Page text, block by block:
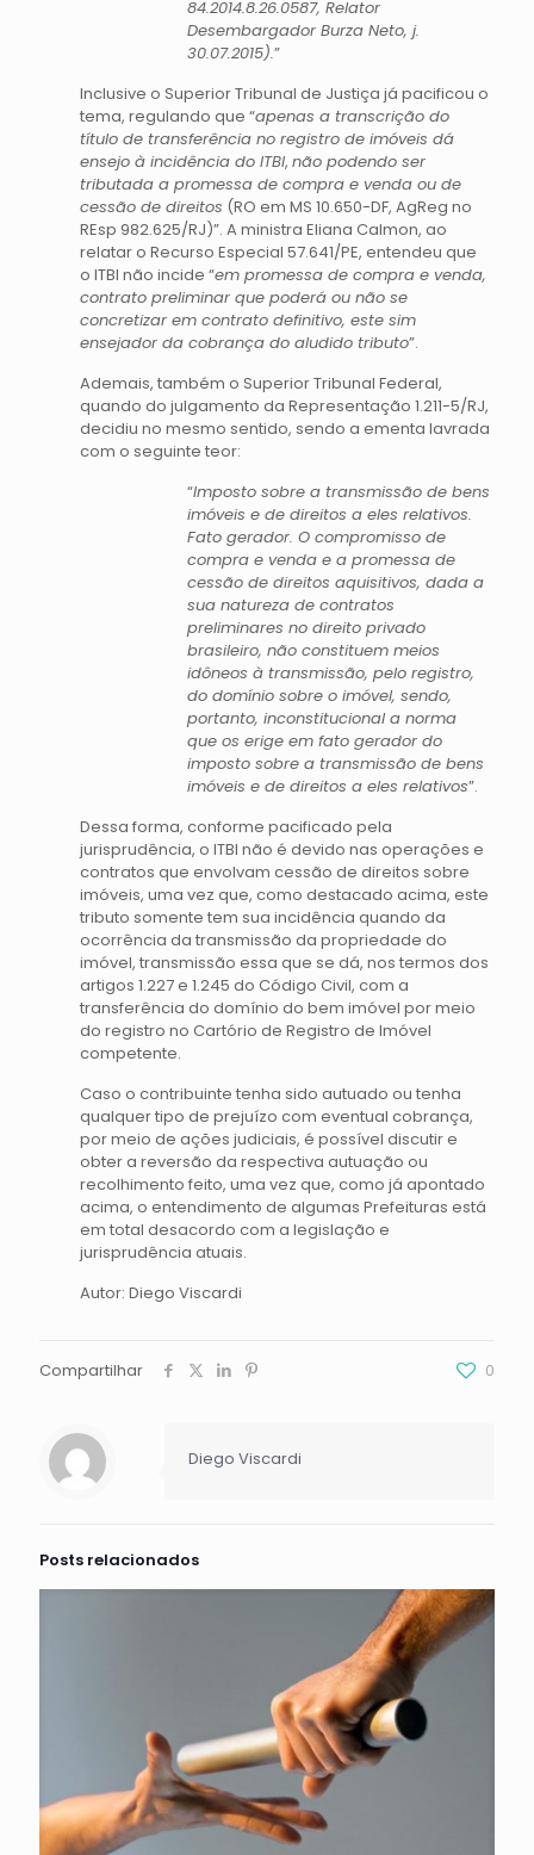
84.2014.8.26.0587, Relator
Desembargador Burza Neto, j.
30.07.2015).”
Inclusive o Superior Tribunal de Justiça já pacificou o
tema, regulando que “apenas a transcrição do
título de transferência no registro de imóveis dá
ensejo à incidência do ITBI, não podendo ser
tributada a promessa de compra e venda ou de
cessão de direitos (RO em MS 10.650-DF, AgReg no
REsp 982.625/RJ)”. A ministra Eliana Calmon, ao
relatar o Recurso Especial 57.641/PE, entendeu que
o ITBI não incide “em promessa de compra e venda,
contrato preliminar que poderá ou não se
concretizar em contrato definitivo, este sim
ensejador da cobrança do aludido tributo”.
Ademais, também o Superior Tribunal Federal,
quando do julgamento da Representação 1.211-5/RJ,
decidiu no mesmo sentido, sendo a ementa lavrada
com o seguinte teor:
“Imposto sobre a transmissão de bens
imóveis e de direitos a eles relativos.
Fato gerador. O compromisso de
compra e venda e a promessa de
cessão de direitos aquisitivos, dada a
sua natureza de contratos
preliminares no direito privado
brasileiro, não constituem meios
idôneos à transmissão, pelo registro,
do domínio sobre o imóvel, sendo,
portanto, inconstitucional a norma
que os erige em fato gerador do
imposto sobre a transmissão de bens
imóveis e de direitos a eles relativos”.
Dessa forma, conforme pacificado pela
jurisprudência, o ITBI não é devido nas operações e
contratos que envolvam cessão de direitos sobre
imóveis, uma vez que, como destacado acima, este
tributo somente tem sua incidência quando da
ocorrência da transmissão da propriedade do
imóvel, transmissão essa que se dá, nos termos dos
artigos 1.227 e 1.245 do Código Civil, com a
transferência do domínio do bem imóvel por meio
do registro no Cartório de Registro de Imóvel
competente.
Caso o contribuinte tenha sido autuado ou tenha
qualquer tipo de prejuízo com eventual cobrança,
por meio de ações judiciais, é possível discutir e
obter a reversão da respectiva autuação ou
recolhimento feito, uma vez que, como já apontado
acima, o entendimento de algumas Prefeituras está
em total desacordo com a legislação e
jurisprudência atuais.
Autor: Diego Viscardi
Compartilhar 0
Diego Viscardi
Posts relacionados